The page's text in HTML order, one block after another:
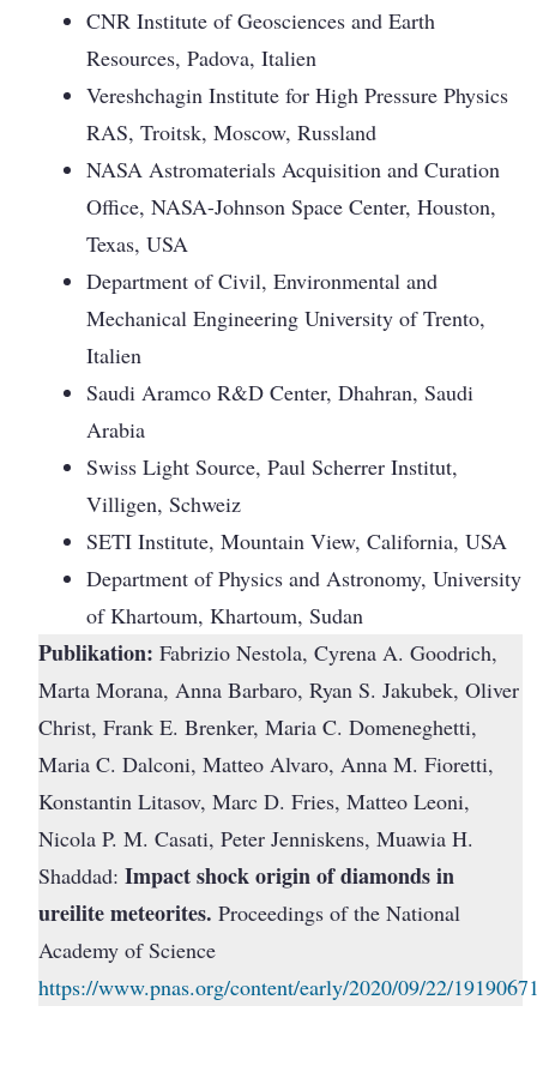
CNR Institute of Geosciences and Earth
Resources, Padova, Italien
Vereshchagin Institute for High Pressure Physics
RAS, Troitsk, Moscow, Russland
NASA Astromaterials Acquisition and Curation
Office, NASA-Johnson Space Center, Houston,
Texas, USA
Department of Civil, Environmental and
Mechanical Engineering University of Trento,
Italien
Saudi Aramco R&D Center, Dhahran, Saudi
Arabia
Swiss Light Source, Paul Scherrer Institut,
Villigen, Schweiz
SETI Institute, Mountain View, California, USA
Department of Physics and Astronomy, University
of Khartoum, Khartoum, Sudan
Publikation:Fabrizio Nestola, Cyrena A. Goodrich,
Marta Morana, Anna Barbaro, Ryan S. Jakubek, Oliver
Christ, Frank E. Brenker, Maria C. Domeneghetti,
Maria C. Dalconi, Matteo Alvaro, Anna M. Fioretti,
Konstantin Litasov, Marc D. Fries, Matteo Leoni,
Nicola P. M. Casati, Peter Jenniskens, Muawia H.
Shaddad:Impact shock origin of diamonds in
ureilite meteorites.Proceedings of the National
Academy of Science
https://www.pnas.org/content/early/2020/09/22/